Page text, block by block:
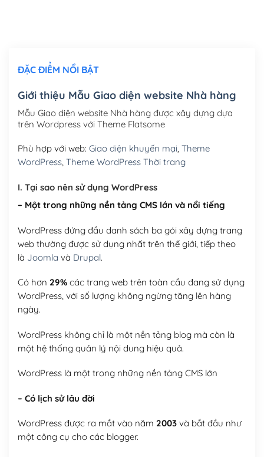
Mua thêm Host + Tên miền
Tên miền quốc tế .com .net .org (1 năm) (+300,000₫)
Tên miền Việt Nam .vn (1 năm) (+550,000₫)
Hosting 3GB SSD (1 năm)(+550,000₫)
Hosting 5GB SSD (1 năm)
Hosting 8GB SSD (1 năm) (+950,000₫)
ĐẶC ĐIỂM NỔI BẬT
Giới thiệu Mẫu Giao diện website Nhà hàng
Mẫu Giao diện website Nhà hàng được xây dựng dựa
trên Wordpress với Theme Flatsome
Phù hợp với web: Giao diện khuyến mại, Theme
WordPress, Theme WordPress Thời trang
I. Tại sao nên sử dụng WordPress
– Một trong những nền tảng CMS lớn và nổi tiếng
WordPress đứng đầu danh sách ba gói xây dựng trang
web thường được sử dụng nhất trên thế giới, tiếp theo
là Joomla và Drupal.
Có hơn 29%các trang web trên toàn cầu đang sử dụng
WordPress, với số lượng không ngừng tăng lên hàng
ngày.
WordPress không chỉ là một nền tảng blog mà còn là
một hệ thống quản lý nội dung hiệu quả.
WordPress là một trong những nền tảng CMS lớn
– Có lịch sử lâu đời
WordPress được ra mắt vào năm 2003và bắt đầu như
một công cụ cho các blogger.